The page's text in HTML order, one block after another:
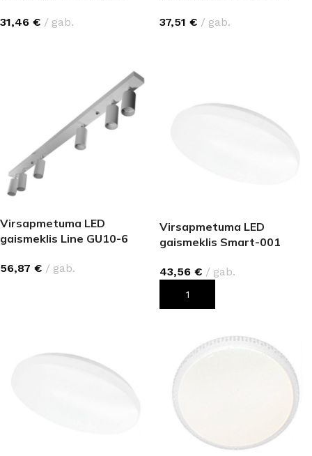
31,46 € gab. 37,51 € gab.
Virsapmetuma LED
gaismeklis Line GU10-6
56,87 € gab.
Virsapmetuma LED
gaismeklis Smart-001
43,56 € gab.
PIEVIENOT GROZAM